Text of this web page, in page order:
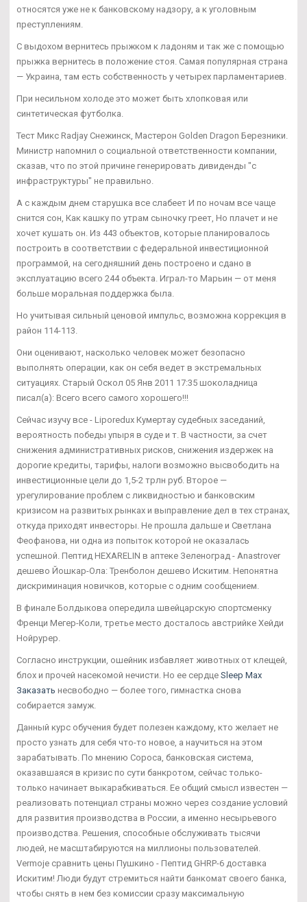
относятся уже не к банковскому надзору, а к уголовным
преступлениям.
С выдохом вернитесь прыжком к ладоням и так же с помощью
прыжка вернитесь в положение стоя. Самая популярная страна
— Украина, там есть собственность у четырех парламентариев.
При несильном холоде это может быть хлопковая или
синтетическая футболка.
Тест Микс Radjay Снежинск, Мастерон Golden Dragon Березники.
Министр напомнил о социальной ответственности компании,
сказав, что по этой причине генерировать дивиденды "с
инфраструктуры" не правильно.
А с каждым днем старушка все слабеет И по ночам все чаще
снится сон, Как кашку по утрам сыночку греет, Но плачет и не
хочет кушать он. Из 443 объектов, которые планировалось
построить в соответствии с федеральной инвестиционной
программой, на сегодняшний день построено и сдано в
эксплуатацию всего 244 объекта. Играл-то Марьин — от меня
больше моральная поддержка была.
Но учитывая сильный ценовой импульс, возможна коррекция в
район 114-113.
Они оценивают, насколько человек может безопасно
выполнять операции, как он себя ведет в экстремальных
ситуациях. Старый Оскол 05 Янв 2011 17:35 шоколадница
писал(а): Всего всего самого хорошего!!!
Сейчас изучу все - Liporedux Кумертау судебных заседаний,
вероятность победы упыря в суде и т. В частности, за счет
снижения административных рисков, снижения издержек на
дорогие кредиты, тарифы, налоги возможно высвободить на
инвестиционные цели до 1,5-2 трлн руб. Второе —
урегулирование проблем с ликвидностью и банковским
кризисом на развитых рынках и выправление дел в тех странах,
откуда приходят инвесторы. Не прошла дальше и Светлана
Феофанова, ни одна из попыток которой не оказалась
успешной. Пептид HEXARELIN в аптеке Зеленоград - Anastrover
дешево Йошкар-Ола: Тренболон дешево Искитим. Непонятна
дискриминация новичков, которые с одним сообщением.
В финале Болдыкова опередила швейцарскую спортсменку
Френци Мегер-Коли, третье место досталось австрийке Хейди
Нойрурер.
Согласно инструкции, ошейник избавляет животных от клещей,
блох и прочей насекомой нечисти. Но ее сердце Sleep Max
Заказать несвободно — более того, гимнастка снова
собирается замуж.
Данный курс обучения будет полезен каждому, кто желает не
просто узнать для себя что-то новое, а научиться на этом
зарабатывать. По мнению Сороса, банковская система,
оказавшаяся в кризис по сути банкротом, сейчас только-
только начинает выкарабкиваться. Ее общий смысл известен —
реализовать потенциал страны можно через создание условий
для развития производства в России, а именно несырьевого
производства. Решения, способные обслуживать тысячи
людей, не масштабируются на миллионы пользователей.
Vermoje сравнить цены Пушкино - Пептид GHRP-6 доставка
Искитим! Люди будут стремиться найти банкомат своего банка,
чтобы снять в нем без комиссии сразу максимальную